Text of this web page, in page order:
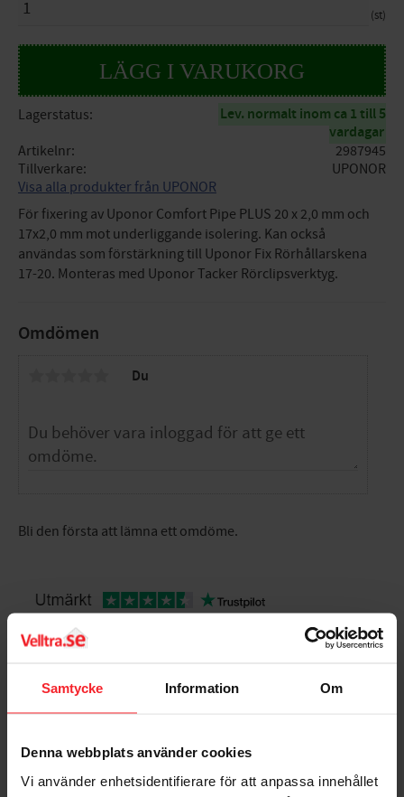
Samtycke Information Om
Denna webbplats använder cookies
Vi använder enhetsidentifierare för att anpassa innehållet
st
Lagerstatus
Lev. normalt inom ca 1 till 5
vardagar
Artikelnr
2987945
Tillverkare
UPONOR
Visa alla produkter från UPONOR
För fixering av Uponor Comfort Pipe PLUS 20 x 2,0 mm och
17x2,0 mm mot underliggande isolering. Kan också
användas som förstärkning till Uponor Fix Rörhållarskena
17-20. Monteras med Uponor Tacker Rörclipsverktyg.
Omdömen
Du
Bli den första att lämna ett omdöme.